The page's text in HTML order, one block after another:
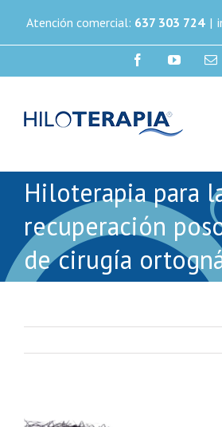
Atención comercial: 637 303 724 |
Hiloterapia para
recuperación
de cirugía